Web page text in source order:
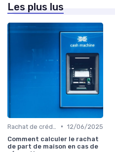
Les plus lus
• 12/06/2025
Comment calculer le rachat
de part de maison en cas de